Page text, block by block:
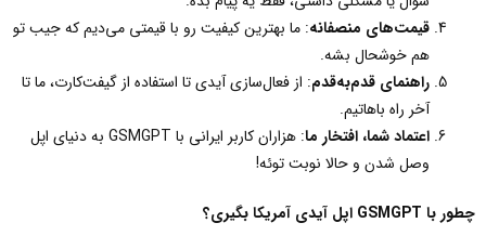
قیمت‌های منصفانه: ما بهترین کیفیت رو با قیمتی می‌دیم که جیب تو
هم خوشحال بشه.
راهنمای قدم‌به‌قدم: از فعال‌سازی آیدی تا استفاده از گیفت‌کارت، ما تا
آخر راه باهاتیم.
اعتماد شما، افتخار ما
: هزاران کاربر ایرانی با GSMGPT به دنیای اپل
وصل شدن و حالا نوبت توئه!
چطور با اپل آیدی آمریکا بگیری؟